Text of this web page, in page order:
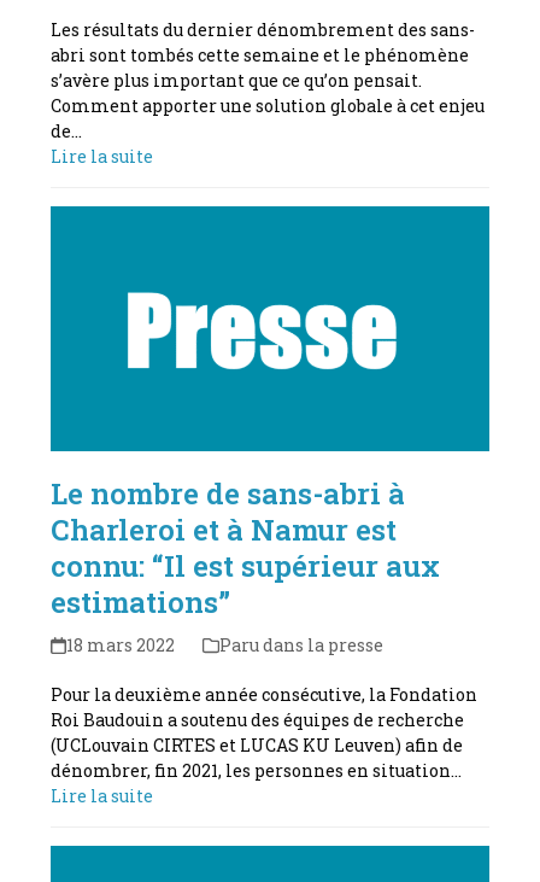
Les résultats du dernier dénombrement des sans-
abri sont tombés cette semaine et le phénomène
s’avère plus important que ce qu’on pensait.
Comment apporter une solution globale à cet enjeu
de…
Lire la suite
Le nombre de sans-abri à
Charleroi et à Namur est
connu: “Il est supérieur aux
estimations”
18 mars 2022 Paru dans la presse
Pour la deuxième année consécutive, la Fondation
Roi Baudouin a soutenu des équipes de recherche
(UCLouvain CIRTES et LUCAS KU Leuven) afin de
dénombrer, fin 2021, les personnes en situation…
Lire la suite